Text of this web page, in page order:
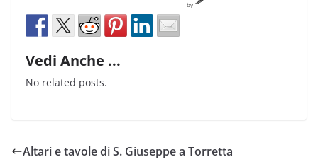
by
Vedi Anche ...
No related posts.
Altari e tavole di S. Giuseppe a Torretta